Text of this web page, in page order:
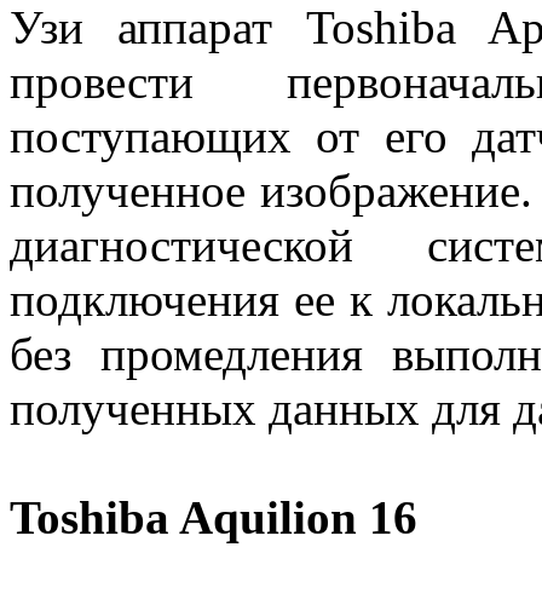
Узи аппарат Toshiba
провести
поступающих от его
полученное
диагностической
подключения ее к
без промедления
полученных данных для
Toshiba Aquilion 16